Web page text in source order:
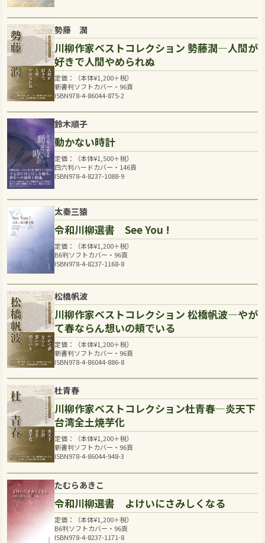
勢藤 潤
川柳作家ベストコレクション 勢藤潤―人間が
好きで人間やめられぬ
定価：（本体¥1,200＋税）
新書判ソフトカバー・96頁
ISBN978-4-86044-875-2
鈴木順子
動かない時計
定価：（本体¥1,500＋税）
四六判ハードカバー・146頁
ISBN978-4-8237-1088-9
太秦三猿
令和川柳選書 See You !
定価：（本体¥1,200＋税）
B6判ソフトカバー・96頁
ISBN978-4-8237-1168-8
松橋帆波
川柳作家ベストコレクション 松橋帆波―やが
て春ならん想いの頬でいる
定価：（本体¥1,200＋税）
新書判ソフトカバー・96頁
ISBN978-4-86044-886-8
杜青春
川柳作家ベストコレクション杜青春―炎天下
台湾全土焼芋化
定価：（本体¥1,200＋税）
新書判ソフトカバー・96頁
ISBN978-4-86044-948-3
たむらあきこ
令和川柳選書 よけいにさみしくなる
定価：（本体¥1,200＋税）
B6判ソフトカバー・96頁
ISBN978-4-8237-1171-8